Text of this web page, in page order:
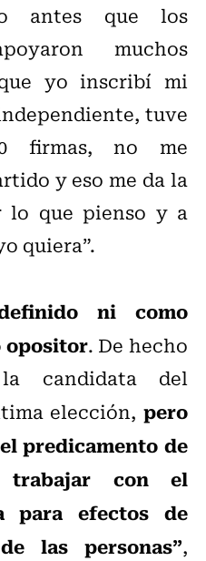
antes que los
muchos
yo inscribí mi
tuve
firmas, no me
y eso me da la
lo que pienso y a
quiera”.
ni como
opositor. De hecho
candidata del
elección, pero
predicamento de
con el
para efectos de
las personas”,